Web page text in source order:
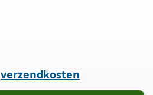
verzendkosten